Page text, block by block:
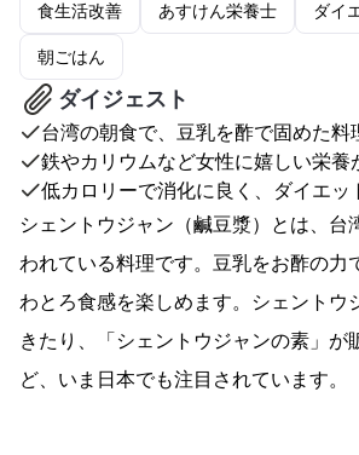
食生活改善
あすけん栄養士 ダイ
朝ごはん
ダイジェスト
台湾の朝食で、豆乳を酢で固めた料
鉄やカリウムなど女性に嬉しい栄養
低カロリーで消化に良く、ダイエッ
シェントウジャン（鹹豆漿）とは、台
われている料理です。豆乳をお酢の力
わとろ食感を楽しめます。シェントウ
きたり、「シェントウジャンの素」が
ど、いま日本でも注目されています。